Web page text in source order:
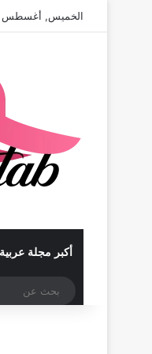
الخميس, أغسطس 6 2026
أكبر مجلة